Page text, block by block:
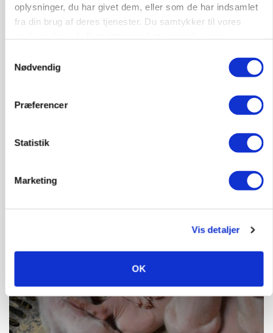
oplysninger, du har givet dem, eller som de har indsamlet
fra din brug af deres tjenester. Du samtykker til vores
Nødvendig
Præferencer
Statistik
Marketing
Vis detaljer
OK
KVÆG
Snart kan man søge tilskud til naturprojekter
PLANTER
skadedyrsrisici